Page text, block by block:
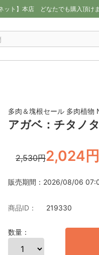
ット】本店 どなたでも購入頂け
多肉＆塊根セール 多肉植物
アガベ：チタノ
2,530円2,024円
販売期間：2026/08/06
商品ID： 219330
数量：